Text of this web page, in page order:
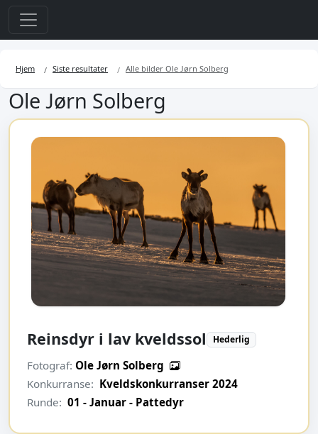
Hjem Siste resultater Alle bilder Ole Jørn Solberg
Ole Jørn Solberg
Reinsdyr i lav kveldssol Hederlig
Fotograf: Ole Jørn Solberg
Konkurranse: Kveldskonkurranser 2024
Runde: 01 - Januar - Pattedyr